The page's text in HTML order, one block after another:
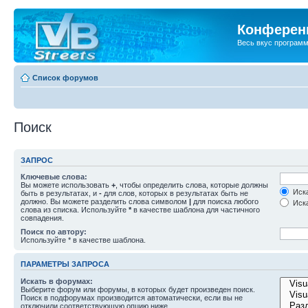
Весь вкус
Список форумов
Поиск
ЗАПРОС
Ключевые слова:
Вы можете использовать + , чтобы определить слова, которые должны
быть в результатах, и - для слов, которых в результатах быть не
должно. Вы можете разделить слова символом | для поиска любого
слова из списка. Используйте * в качестве шаблона для частичного
совпадения.
Поиск по автору:
Используйте * в качестве шаблона.
ПАРАМЕТРЫ ЗАПРОСА
Искать в форумах:
Выберите форум или форумы, в которых будет произведен поиск.
Поиск в подфорумах производится автоматически, если вы не
отключили соответствующую опцию ниже.